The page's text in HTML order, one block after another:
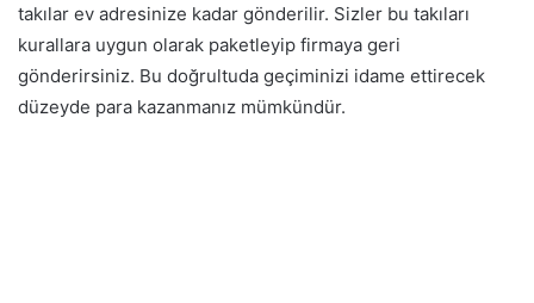
takılar ev adresinize kadar gönderilir. Sizler bu takıları
kurallara uygun olarak paketleyip firmaya geri
gönderirsiniz. Bu doğrultuda geçiminizi idame ettirecek
düzeyde para kazanmanız mümkündür.